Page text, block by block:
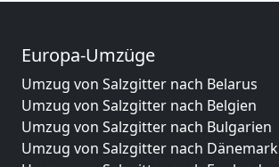
Europa-Umzüge
Umzug von Salzgitter nach Belarus
Umzug von Salzgitter nach Belgien
Umzug von Salzgitter nach Bulgarien
Umzug von Salzgitter nach Dänemark